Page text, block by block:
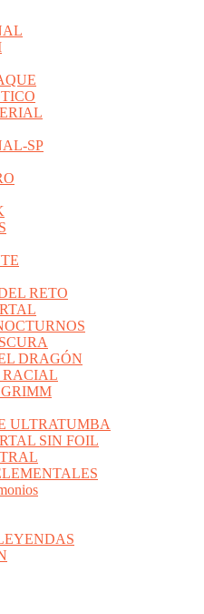
SP
RETO
DRAGÓN
RACIAL
ULTRATUMBA
SIN FOIL